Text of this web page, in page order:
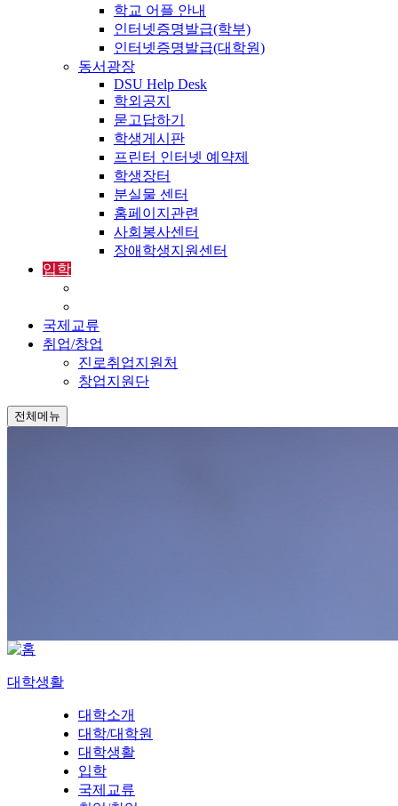
학교 어플 안내
인터넷증명발급(학부)
인터넷증명발급(대학원)
동서광장
DSU Help Desk
학외공지
묻고답하기
학생게시판
프린터 인터넷 예약제
학생장터
분실물 센터
홈페이지관련
사회봉사센터
장애학생지원센터
입학
국제교류
취업/창업
진로취업지원처
창업지원단
전체메뉴
대학생활
대학소개
대학/대학원
대학생활
입학
국제교류